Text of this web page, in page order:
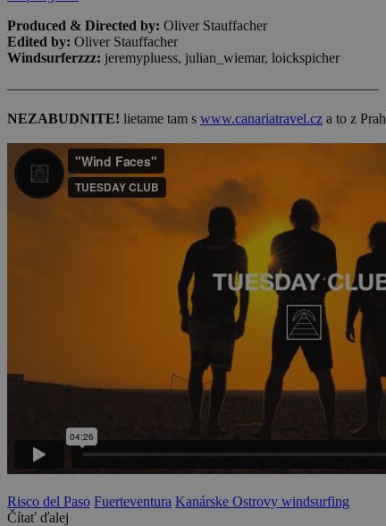
Produced & Directed by: Oliver Stauffacher
Edited by: Oliver Stauffacher
Windsurferzzz: jeremypluess, julian_wiemar, loickspicher
——————————————————————————
NEZABUDNITE! lietame tam s www.canariatravel.cz a to z
Risco del Paso Fuerteventura Kanárske Ostrovy windsurfing
Čítať ďalej